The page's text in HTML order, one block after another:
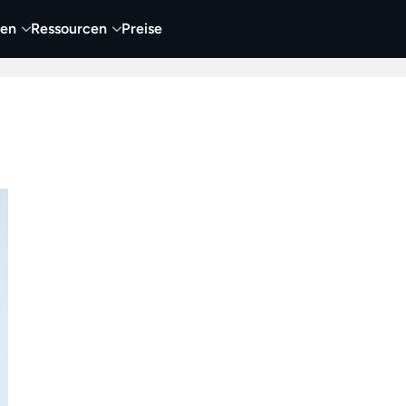
Ressourcen Preise
Video Visueller Content